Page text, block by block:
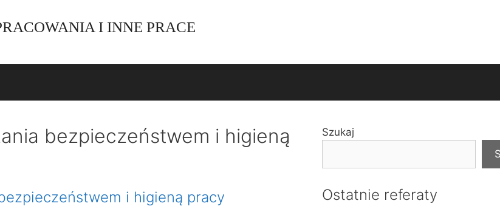
I INNE PRACE
bezpieczeństwem i higieną
i higieną pracy
Szukaj
Ostatnie referaty